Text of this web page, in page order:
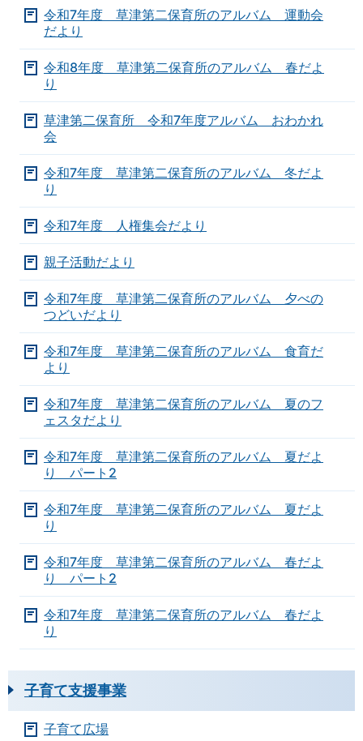
令和7年度 草津第二保育所のアルバム 運動会
だより
令和8年度 草津第二保育所のアルバム 春だよ
り
草津第二保育所 令和7年度アルバム おわかれ
会
令和7年度 草津第二保育所のアルバム 冬だよ
り
令和7年度 人権集会だより
親子活動だより
令和7年度 草津第二保育所のアルバム 夕べの
つどいだより
令和7年度 草津第二保育所のアルバム 食育だ
より
令和7年度 草津第二保育所のアルバム 夏のフ
ェスタだより
令和7年度 草津第二保育所のアルバム 夏だよ
り パート2
令和7年度 草津第二保育所のアルバム 夏だよ
り
令和7年度 草津第二保育所のアルバム 春だよ
り パート2
令和7年度 草津第二保育所のアルバム 春だよ
り
子育て支援事業
子育て広場